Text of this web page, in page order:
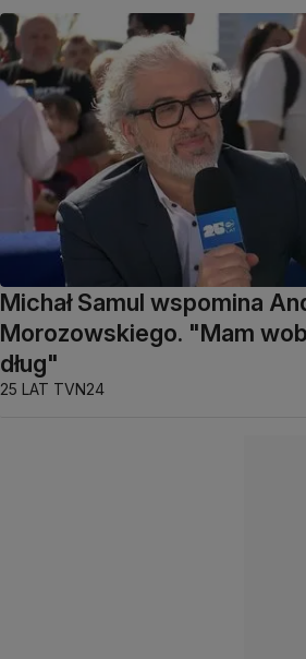
Michał Samul wspomina
Morozowskiego. "Mam
dług"
25 LAT TVN24